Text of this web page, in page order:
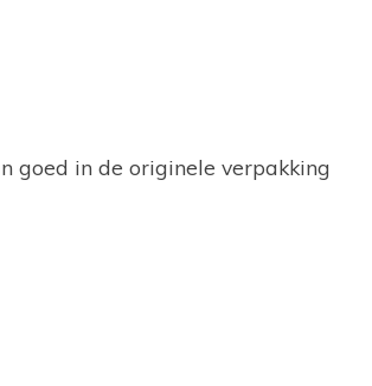
goed in de originele verpakking